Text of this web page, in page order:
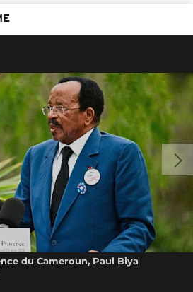
du Cameroun, Paul Biya